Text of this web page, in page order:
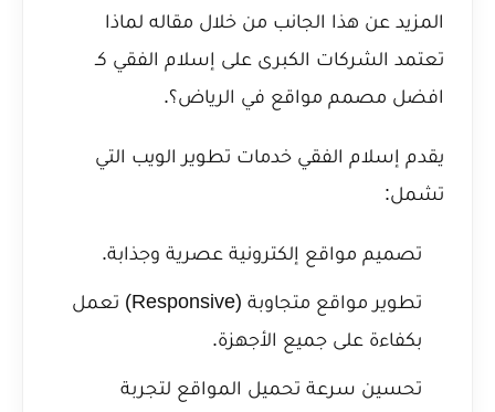
المزيد عن هذا الجانب من خلال مقاله لماذا
تعتمد الشركات الكبرى على إسلام الفقي كـ
افضل مصمم مواقع في الرياض؟.
يقدم إسلام الفقي خدمات تطوير الويب التي
تشمل:
تصميم مواقع إلكترونية عصرية وجذابة.
تطوير مواقع متجاوبة (Responsive) تعمل
بكفاءة على جميع الأجهزة.
تحسين سرعة تحميل المواقع لتجربة